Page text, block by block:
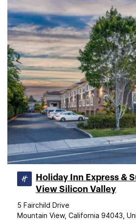
Holiday Inn Express &
View Silicon Valley
5 Fairchild Drive
Mountain View, California 94043,